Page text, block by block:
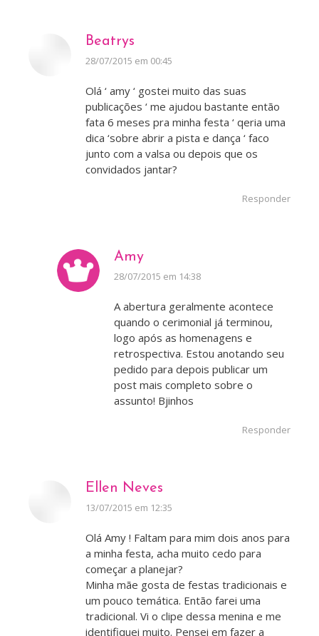
Beatrys
disse:
28/07/2015 em 00:45
Olá ‘ amy ‘ gostei muito das suas
publicações ‘ me ajudou bastante então
fata 6 meses pra minha festa ‘ qeria uma
dica ‘sobre abrir a pista e dança ‘ faco
junto com a valsa ou depois que os
convidados jantar?
Responder
Amy
disse:
28/07/2015 em 14:38
A abertura geralmente acontece
quando o cerimonial já terminou,
logo após as homenagens e
retrospectiva. Estou anotando seu
pedido para depois publicar um
post mais completo sobre o
assunto! Bjinhos
Responder
Ellen Neves
disse:
13/07/2015 em 12:35
Olá Amy ! Faltam para mim dois anos para
a minha festa, acha muito cedo para
começar a planejar?
Minha mãe gosta de festas tradicionais e
um pouco temática. Então farei uma
tradicional. Vi o clipe dessa menina e me
identifiquei muito. Pensei em fazer a